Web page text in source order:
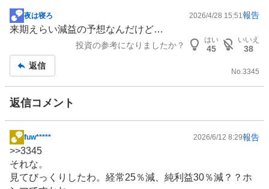
掲
示
事
夜は寝ろ 2026/4/28 15:51 報告
来期えらい減益の予想なんだけど…
投資の参考になりましたか？
はい
45
いいえ
38
返信
No.3345
返信コメント
掲
示
板
記
fuw***** 2026/6/12 8:29報告
>>3345
それな。
見てびっくりしたわ。経常25％減、純利益30％減？？ホ